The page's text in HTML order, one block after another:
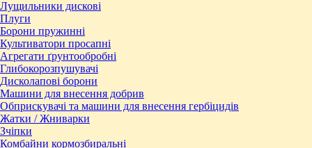
Лущильники дискові
Плуги
Борони пружинні
Культиватори просапні
Агрегати ґрунтообробні
Глибокорозпушувачі
Дисколапові борони
Машини для внесення добрив
Обприскувачі та машини для внесення гербіцидів
Жатки / Жниварки
Зчіпки
Комбайни кормозбиральні